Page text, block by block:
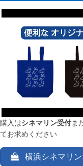
購入はシネマリン受付ま
てお求めください
横浜シネマリ